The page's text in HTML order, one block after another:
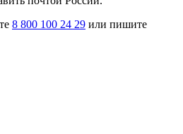
8 800 100 24 29 или пишите